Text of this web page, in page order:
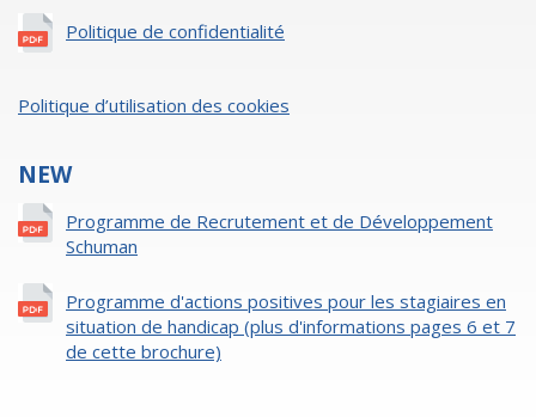
Politique de confidentialité
Politique d’utilisation des cookies
NEW
Programme de Recrutement et de Développement
Schuman
Programme d'actions positives pour les stagiaires en
situation de handicap (plus d'informations pages 6 et 7
de cette brochure)